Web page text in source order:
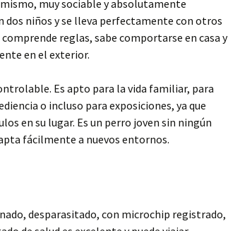
muy sociable y absolutamente
dos niños y se lleva perfectamente con otros
reglas, sabe comportarse en casa y
en el exterior.
Es apto para la vida familiar, para
o incluso para exposiciones, ya que
en su lugar. Es un perro joven sin ningún
fácilmente a nuevos entornos.
desparasitado, con microchip registrado,